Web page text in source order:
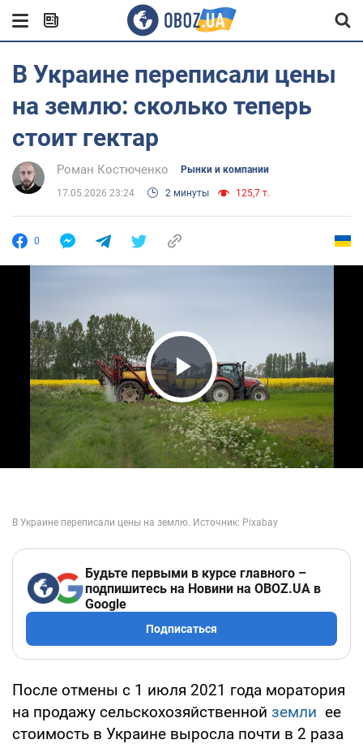
В Украине переписали цены
на землю: сколько теперь
стоит гектар
Роман Костюченко Рынки и компании
17.05.2026 23:24 2 минуты 125,7 т.
0
Play Video
Будьте первыми в курсе главного –
подпишитесь на Новини на OBOZ.UA в
Google
Подписаться
После отмены с 1 июля 2021 года моратория
на продажу сельскохозяйственной земли ее
стоимость в Украине выросла почти в 2 раза